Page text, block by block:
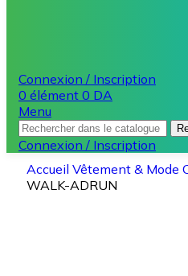
Connexion / Inscription
0 élément 0 DA
Menu
Connexion / Inscription
Accueil Vêtement & Mode
WALK-ADRUN